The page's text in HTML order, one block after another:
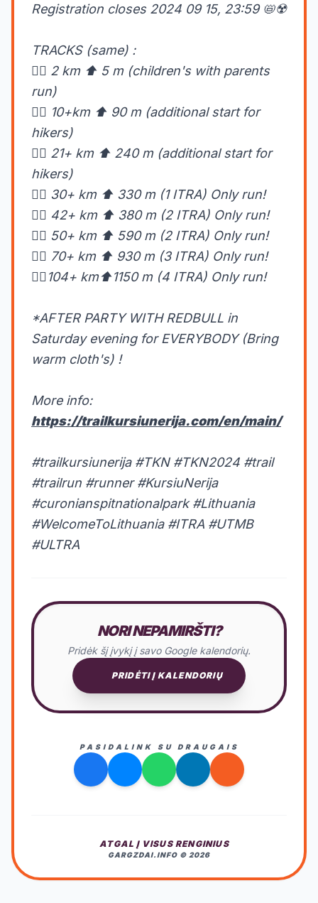
Registration closes 2024 09 15, 23:59 📛☢️
TRACKS (same) :
🏃‍♂️ 2 km ⬆️ 5 m (children's with parents
run)
🏃‍♂️ 10+km ⬆️ 90 m (additional start for
hikers)
🏃‍♀️ 21+ km ⬆️ 240 m (additional start for
hikers)
🏃‍♀️ 30+ km ⬆️ 330 m (1 ITRA) Only run!
🏃‍♂️ 42+ km ⬆️ 380 m (2 ITRA) Only run!
🏃‍♀️ 50+ km ⬆️ 590 m (2 ITRA) Only run!
🏃‍♀️ 70+ km ⬆️ 930 m (3 ITRA) Only run!
🏃‍♀️104+ km⬆️1150 m (4 ITRA) Only run!
*AFTER PARTY WITH REDBULL in
Saturday evening for EVERYBODY (Bring
warm cloth's) !
More info:
https://trailkursiunerija.com/en/main/
#trailkursiunerija #TKN #TKN2024 #trail
#trailrun #runner #KursiuNerija
#curonianspitnationalpark #Lithuania
#WelcomeToLithuania #ITRA #UTMB
#ULTRA
NORI NEPAMIRŠTI?
Pridėk šį įvykį į savo Google kalendorių.
PRIDĖTI Į KALENDORIŲ
PASIDALINK SU DRAUGAIS
ATGAL Į VISUS RENGINIUS
GARGZDAI.INFO © 2026